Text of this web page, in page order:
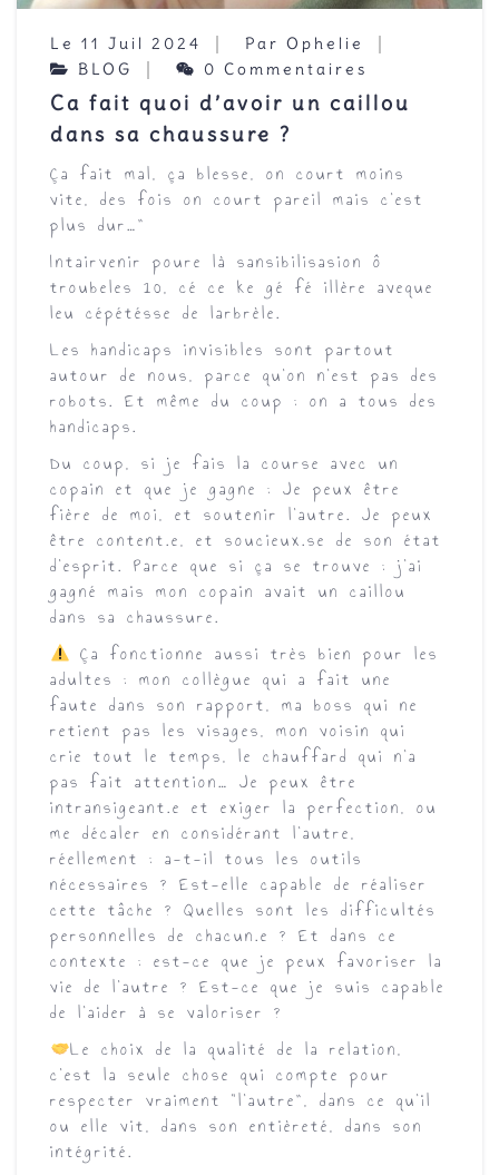
Le 11 Juil 2024
Par Ophelie
BLOG
0 Commentaires
Ca fait quoi d’avoir un caillou
dans sa chaussure ?
Ça fait mal, ça blesse, on court moins
vite, des fois on court pareil mais c’est
plus dur…”
Intairvenir poure là sansibilisasion ô
troubeles 10, cé ce ke gé fé illère aveque
leu cépétésse de larbrèle.
Les handicaps invisibles sont partout
autour de nous, parce qu’on n’est pas des
robots. Et même du coup : on a tous des
handicaps.
Du coup, si je fais la course avec un
copain et que je gagne : Je peux être
fière de moi, et soutenir l’autre. Je peux
être content.e, et soucieux.se de son état
d’esprit. Parce que si ça se trouve : j’ai
gagné mais mon copain avait un caillou
dans sa chaussure.
Ça fonctionne aussi très bien pour les
adultes : mon collègue qui a fait une
faute dans son rapport, ma boss qui ne
retient pas les visages, mon voisin qui
crie tout le temps, le chauffard qui n’a
pas fait attention… Je peux être
intransigeant.e et exiger la perfection, ou
me décaler en considérant l’autre,
réellement : a-t-il tous les outils
nécessaires ? Est-elle capable de réaliser
cette tâche ? Quelles sont les difficultés
personnelles de chacun.e ? Et dans ce
contexte : est-ce que je peux favoriser la
vie de l’autre ? Est-ce que je suis capable
de l’aider à se valoriser ?
Le choix de la qualité de la relation,
c’est la seule chose qui compte pour
respecter vraiment “l’autre”, dans ce qu’il
ou elle vit, dans son entièreté, dans son
intégrité.